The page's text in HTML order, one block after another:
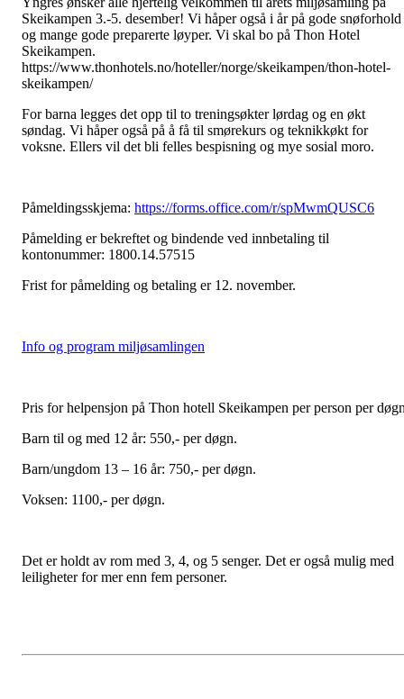
Skeikampen 3.-5. desember! Vi håper også i år på gode snøforhold
og mange gode preparerte løyper. Vi skal bo på Thon Hotel
Skeikampen.
https://www.thonhotels.no/hoteller/norge/skeikampen/thon-hotel-
skeikampen/
For barna legges det opp til to treningsøkter lørdag og en økt
søndag. Vi håper også på å få til smørekurs og teknikkøkt for
voksne. Ellers vil det bli felles bespisning og mye sosial moro.
Påmeldingsskjema: https://forms.office.com/r/spMwmQUSC6
Påmelding er bekreftet og bindende ved innbetaling til
kontonummer: 1800.14.57515
Frist for påmelding og betaling er 12. november.
Info og program miljøsamlingen
Pris for helpensjon på Thon hotell Skeikampen per person per
Barn til og med 12 år: 550,- per døgn.
Barn/ungdom 13 – 16 år: 750,- per døgn.
Voksen: 1100,- per døgn.
Det er holdt av rom med 3, 4, og 5 senger. Det er også mulig med
leiligheter for mer enn fem personer.